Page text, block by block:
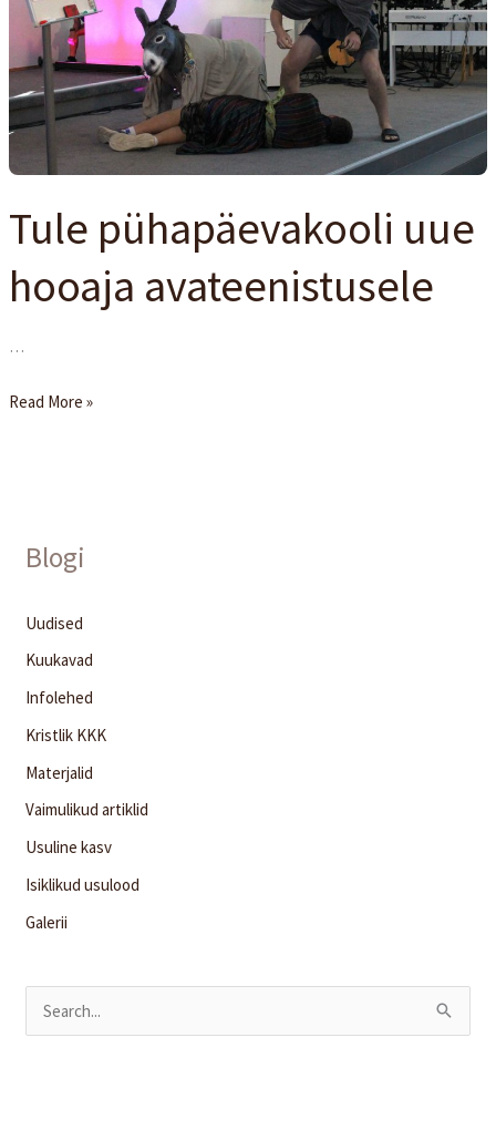
Tule pühapäevakooli uue
hooaja avateenistusele
…
hooaja
avateenistusele
Read More »
Blogi
Uudised
Kuukavad
Infolehed
Kristlik KKK
Materjalid
Vaimulikud artiklid
Usuline kasv
Isiklikud usulood
Galerii